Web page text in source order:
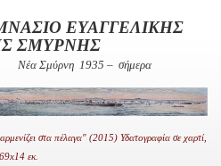
ΕΥΑΓΓΕΛΙΚΗΣ
ΣΜΥΡΝΗΣ
Νέα Σμύρνη 1935 – σήμερα
στα πέλαγα" (2015) Υδατογραφία σε χαρτί,
69x14 εκ.